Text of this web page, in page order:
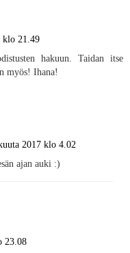
klo 21.49
hakuun. Taidan itse
myös! Ihana!
2017 klo 4.02
ajan auki :)
23.08